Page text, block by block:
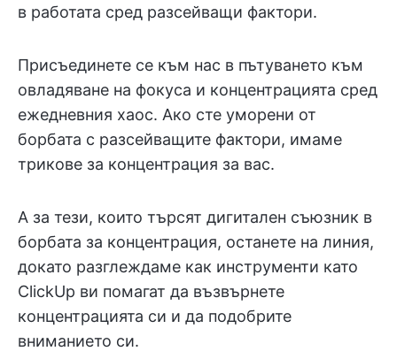
в работата сред разсейващи фактори.
Присъединете се към нас в пътуването към
овладяване на фокуса и концентрацията сред
ежедневния хаос. Ако сте уморени от
борбата с разсейващите фактори, имаме
трикове за концентрация за вас.
А за тези, които търсят дигитален съюзник в
борбата за концентрация, останете на линия,
докато разглеждаме как инструменти като
ClickUp ви помагат да възвърнете
концентрацията си и да подобрите
вниманието си.